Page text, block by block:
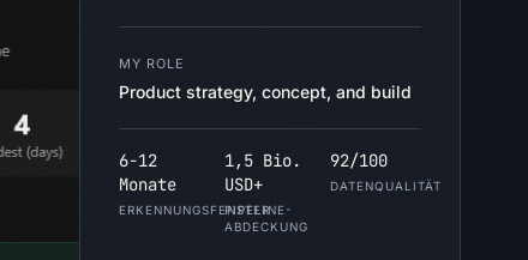
MY ROLE
Product strategy, concept, and build
6-12
Monate
ERKENNUNGSFENSTER
1,5 Bio.
USD+
PIPELINE-
ABDECKUNG
92/100
DATENQUALITÄT